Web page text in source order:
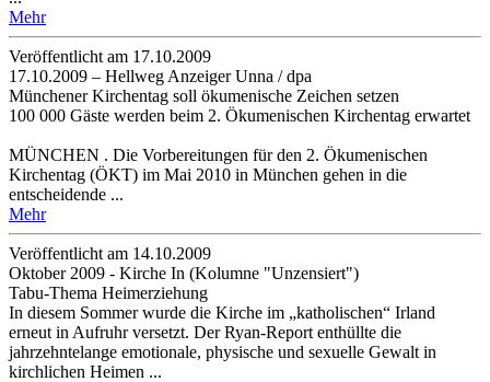
Mehr
Veröffentlicht am 17­.10.2009
17.10.2009 – Hellweg Anzeiger Unna / dpa
Münchener Kirchentag soll ökumenische Zeichen setzen
100 000 Gäste werden beim 2. Ökumenischen Kirchentag erwartet
MÜNCHEN . Die Vorbereitungen für den 2. Ökumenischen
Kirchentag (ÖKT) im Mai 2010 in München gehen in die
entscheidende ...
Mehr
Veröffentlicht am 14­.10.2009
Oktober 2009 - Kirche In (Kolumne "Unzensiert")
Tabu-Thema Heimerziehung
In diesem Sommer wurde die Kirche im „katholischen“ Irland
erneut in Aufruhr versetzt. Der Ryan-Report enthüllte die
jahrzehntelange emotionale, physische und sexuelle Gewalt in
kirchlichen Heimen ...